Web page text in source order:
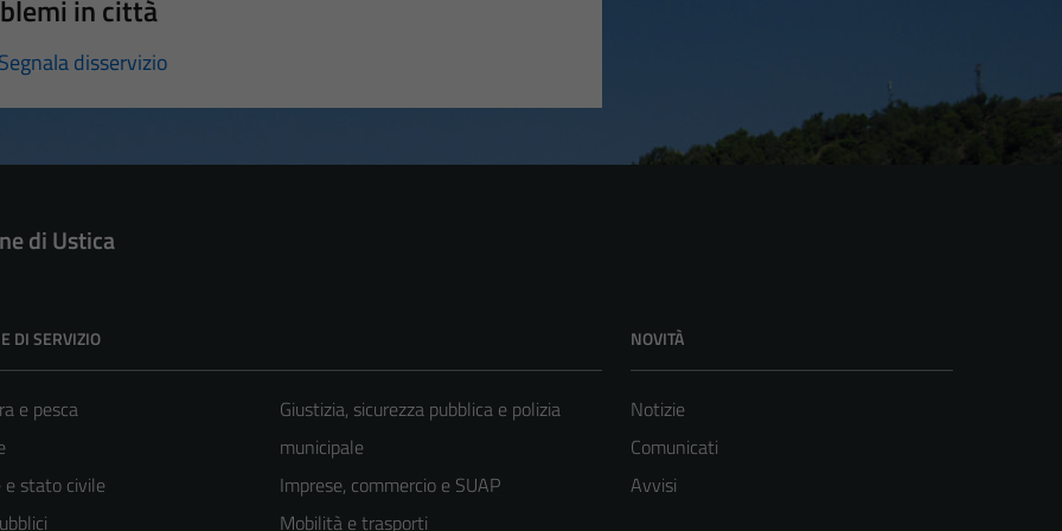
in città
disservizio
di Ustica
DI SERVIZIO
e pesca
e stato civile
Giustizia, sicurezza pubblica e polizia
municipale
Imprese, commercio e SUAP
Mobilità e trasporti
NOVITÀ
Notizie
Comunicati
Avvisi